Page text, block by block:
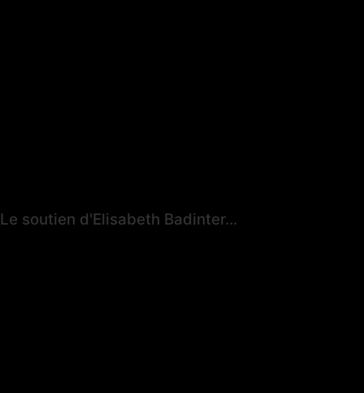
Le soutien d'Elisabeth Badinter...